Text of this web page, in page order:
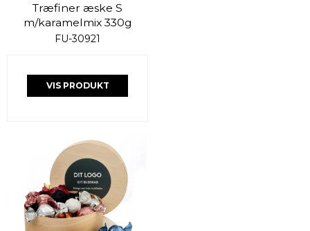
Træfiner æske S
m/karamelmix 330g
FU-30921
VIS PRODUKT